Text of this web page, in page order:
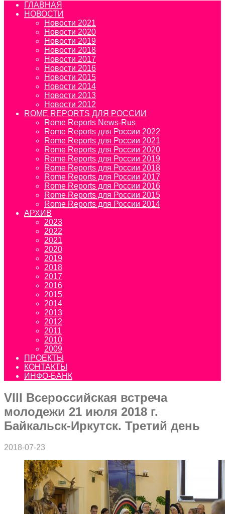
ГЛАВНАЯ
НОВОСТИ
Новости 2021
Новости 2020
Новости 2019
Новости 2018
Новости 2017
Новости 2016
Новости 2015
Новости 2014
Новости 2013
Новости 2012
ROME REPORTS ДЛЯ РОССИИ
Rome Reports News-Rus
Rome Reports для России 2022
Rome Reports для России 2021
Rome Reports для России 2020
Rome Reports для России 2019
Rome Reports для России 2018
Rome Reports для России 2017
Rome Reports для России 2016
Rome Reports для России 2015
Rome Reports для России 2014
АРХИВ
2023
2022
2021
2020
2019
2018
2017
2016
2015
2014
2013
2012
2011
2010
2009
ПРОЕКТЫ
КОНТАКТЫ
ИНФО-БАНК
VIII Всероссийская встреча
молодежи 21 июля 2018 г.
Байкальск-Иркутск. Третий день
2018-07-23